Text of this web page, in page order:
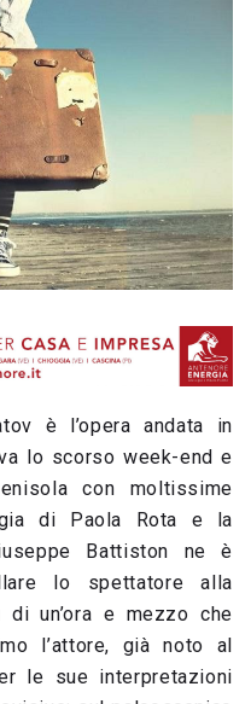
è l’opera andata in
lo scorso week-end e
con moltissime
di Paola Rota e la
Battiston ne è
lo spettatore alla
un’ora e mezzo che
l’attore, già noto al
le sue interpretazioni